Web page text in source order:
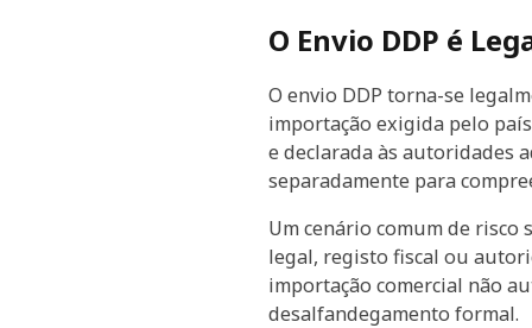
O Envio DDP é
O envio DDP torna-se
importação exigida pelo
e declarada às autoridades
separadamente para
Um cenário comum de
legal, registo fiscal ou
importação comercial não
desalfandegamento formal.